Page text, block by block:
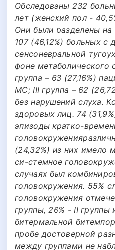
Обследованы 232
лет (женский пол -
Они были разделены на
107 (46,12%) больных с
сенсоневральной
фоне
группа – 63 (27,16%)
МС; III группа – 62
без нарушений слуха.
здоровых лиц. 74
эпизоды кратко-
(24,32%) из них имело
си-стемное
случаях был
головокружения. 55%
головокружения
группы, 26% - II группы
битермальной
пробе достоверной
между группами не